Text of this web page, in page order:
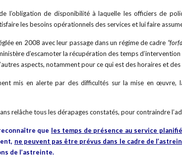
l’obligation de disponibilité à laquelle les officiers de
les besoins opérationnels des services et lui faire
en 2008 avec leur passage dans un régime de cadre
d’escamoter la récupération des temps
aspects, notamment pour ce qui est des horaires et
mis en alerte par des difficultés sur la mise en
relâche tous les dérapages constatés, pour contraindre
que les temps de présence au service
ne peuvent pas être prévus dans le cadre de
de l’astreinte.